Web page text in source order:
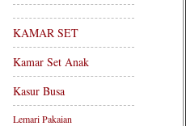
KAMAR SET
Kamar Set Anak
Kasur Busa
Lemari Pakaian